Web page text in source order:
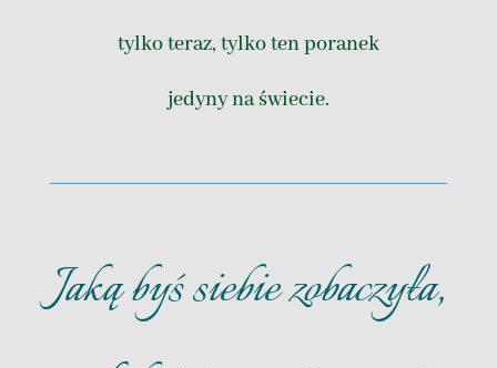
tylko teraz, tylko ten poranek
jedyny na świecie.
Jaką byś siebie zobaczyła,